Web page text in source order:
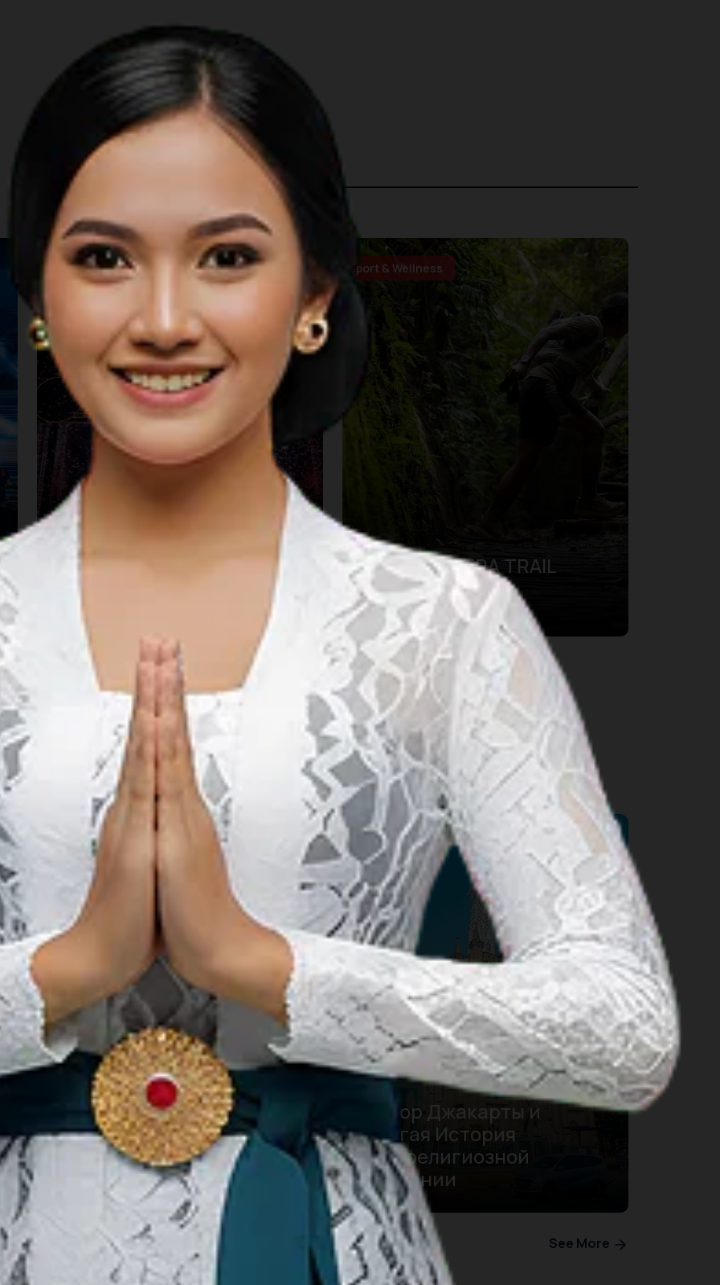
The Region
Music
We The Fest
01 авг. 2026 – 31 авг. 2026
Kota Administrasi Jakarta Pusat, DKI Jakarta
Sport & Wellness
BDG100 ULTRA TRAIL
28 авг. 2026 – 30 авг. 2026
Kab. Bandung Barat, Bandung
Indonesia’s Bountiful
Invigorating Coffee
Собор Джакарты и
Долгая История
Межрелигиозной
Гармонии
See More